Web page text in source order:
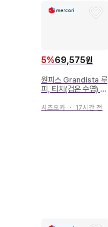
5%69,575원
원피스 Grandista 루
피, 티치(검은 수염) 피
시즈오카 ・ 17시간 전